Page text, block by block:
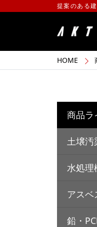
提案のある
HOME
商品ラ
土壌汚
水処理
アスベ
鉛・